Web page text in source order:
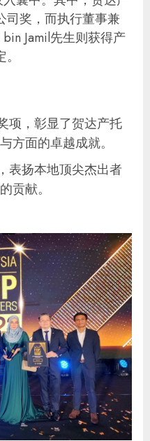
司奖，而执行董事兼
Jamil先生则获得产
项，彰显了贺达产托
方面的卓越成就。
表扬本地顶尖杰出者
贡献。